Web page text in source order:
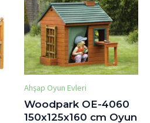
Ahşap Oyun Evleri
Woodpark OE-4060
150x125x160 cm Oyun